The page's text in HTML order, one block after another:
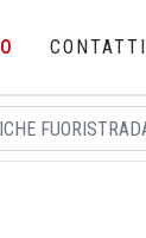
CONTATTI